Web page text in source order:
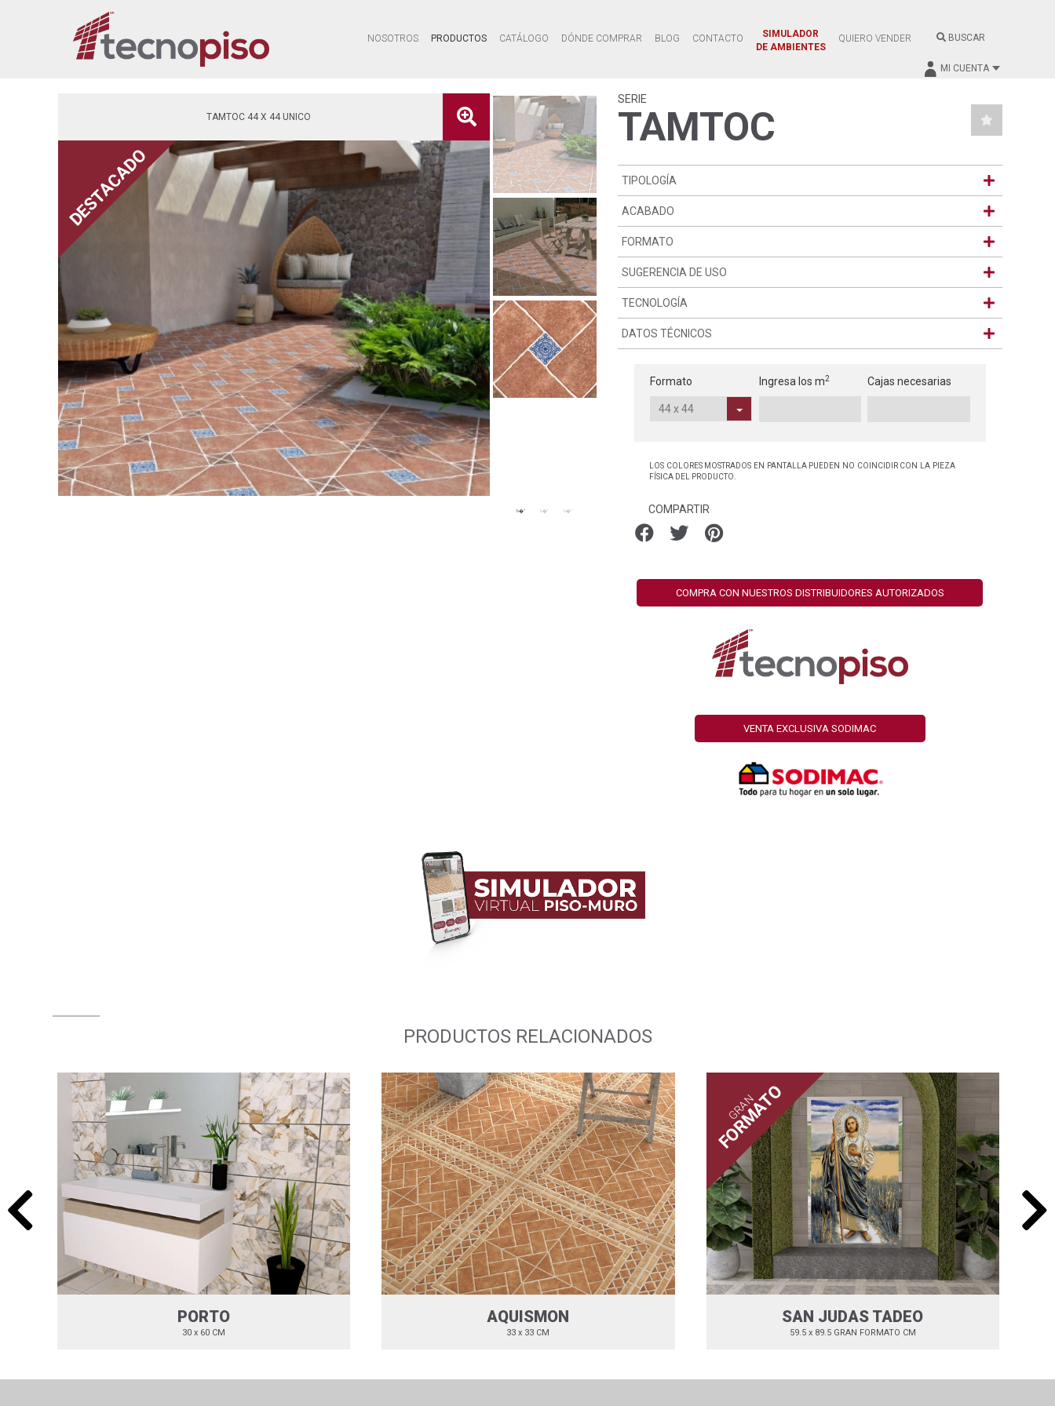
NOSOTROS PRODUCTOS CATÁLOGO DÓNDE COMPRAR BLOG CONTACTO
SIMULADOR
DE AMBIENTES
QUIERO VENDER BUSCAR
MI CUENTA
TAMTOC 44 X 44 UNICO
DESTACADO
DESTACADO
SERIE
TAMTOC
TIPOLOGÍA
ACABADO
FORMATO
SUGERENCIA DE USO
TECNOLOGÍA
DATOS TÉCNICOS
Formato Ingresa los m2 Cajas necesarias
LOS COLORES MOSTRADOS EN PANTALLA PUEDEN NO COINCIDIR CON LA PIEZA
FÍSICA DEL PRODUCTO.
COMPARTIR
COMPRA CON NUESTROS DISTRIBUIDORES AUTORIZADOS
VENTA EXCLUSIVA SODIMAC
PRODUCTOS RELACIONADOS
PORTO
30 x 60 CM
AQUISMON
33 x 33 CM
GRAN
FORMATO
SAN JUDAS TADEO
59.5 x 89.5 GRAN FORMATO CM